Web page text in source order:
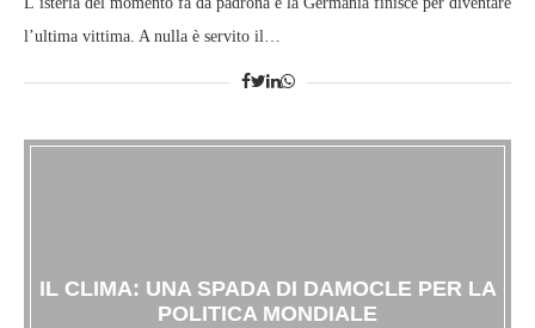
l’ultima vittima. A nulla è servito il…
IL CLIMA: UNA SPADA DI DAMOCLE PER LA
POLITICA MONDIALE